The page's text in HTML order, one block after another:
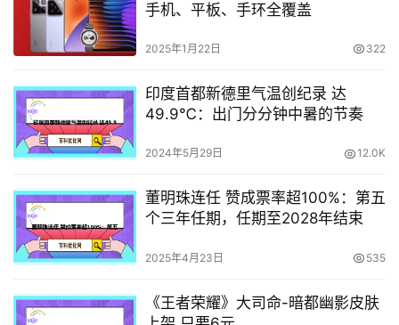
手机、平板、手环全覆盖
2025年1月22日 322
印度首都新德里气温创纪录 达
49.9℃：出门分分钟中暑的节奏
2024年5月29日 12.0K
董明珠连任 赞成票率超100%：第五
个三年任期，任期至2028年结束
2025年4月23日 535
《王者荣耀》大司命-暗都幽影皮肤